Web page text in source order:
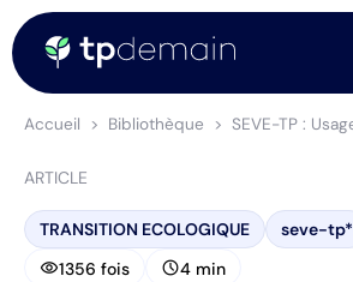
Accueil Bibliothèque SEVE-TP :
ARTICLE
TRANSITION ECOLOGIQUE seve-tp*
visibility1356 fois schedule4 min